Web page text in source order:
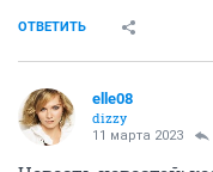
ОТВЕТИТЬ
elle08
dizzy
11 марта 2023